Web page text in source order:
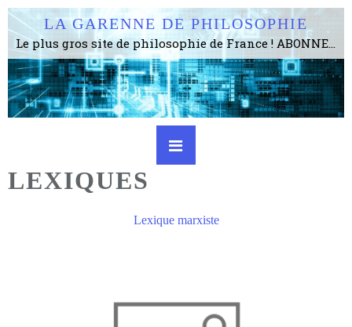
LA GARENNE DE PHILOSOPHIE
Le plus gros site de philosophie de France ! ABONNEZ-VOUS ! 4115 Articles, 1634 abonné·e·s, depuis 2006 . . . . . . . . 2 852 214 pages vues jusqu'à présent. Prestance et être apte à un plus grand nombre de choses.
LEXIQUES
Lexique marxiste